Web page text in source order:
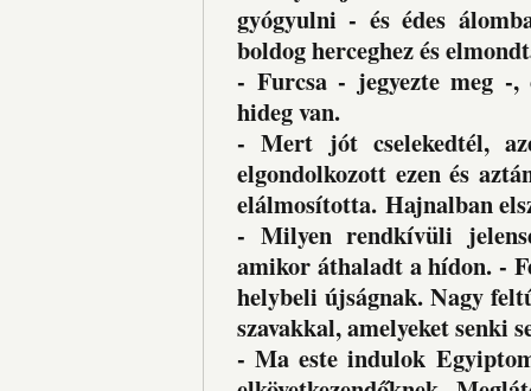
gyógyulni - és édes
boldog herceghez és
- Furcsa - jegyezte meg -,
hideg van.
- Mert jót cselekedtél,
elgondolkozott ezen és
elálmosította. Hajnalban
- Milyen rendkívüli
amikor áthaladt a hídon. -
helybeli újságnak. Nagy
szavakkal, amelyeket senki
- Ma este indulok